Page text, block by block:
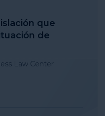
que
de
Law Center